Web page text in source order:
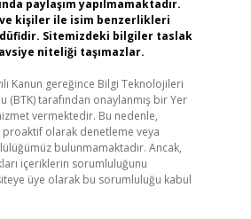
paylaşım yapılmamaktadır.
kişiler ile isim benzerlikleri
Sitemizdeki bilgiler taslak
niteliği taşımazlar.
Kanun gereğince Bilgi Teknolojileri
(BTK) tarafından onaylanmış bir Yer
vermektedir. Bu nedenle,
olarak denetleme veya
bulunmamaktadır. Ancak,
içeriklerin sorumluluğunu
üye olarak bu sorumluluğu kabul